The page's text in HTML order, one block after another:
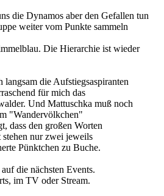
die Dynamos aber den Gefallen tun
weiter vom Punkte sammeln
Die Hierarchie ist wieder
langsam die Aufstiegsaspiranten
für mich das
Und Mattuschka muß noch
"Wandervölkchen"
dass den großen Worten
nur zwei jeweils
Pünktchen zu Buche.
die nächsten Events.
im TV oder Stream.